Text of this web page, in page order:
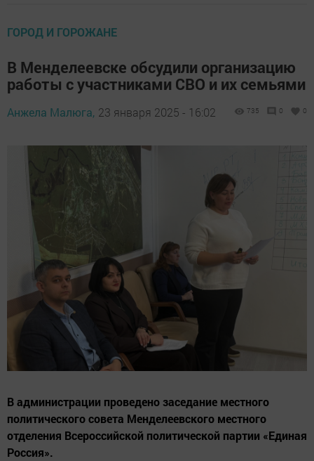
ГОРОД И ГОРОЖАНЕ
В Менделеевске обсудили организацию
работы с участниками СВО и их семьями
Анжела Малюга, 23 января 2025 - 16:02 735 0 0
В администрации проведено заседание местного
политического совета Менделеевского местного
отделения Всероссийской политической партии «Единая
Россия».